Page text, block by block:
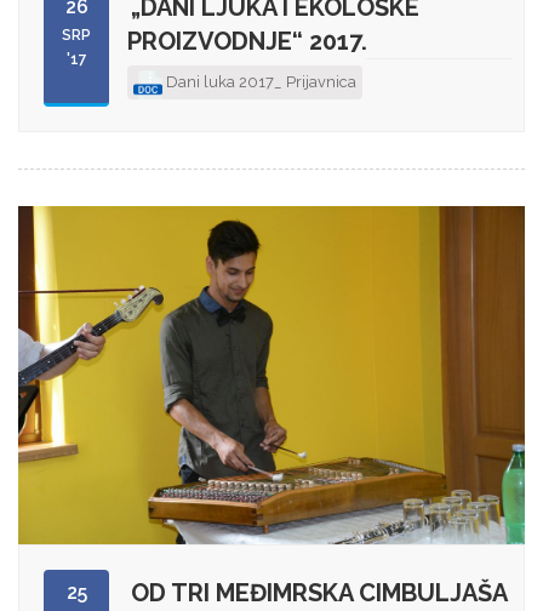
26
SRP
'17
„DANI LJUKA I EKOLOŠKE
PROIZVODNJE“ 2017.
Dani luka 2017_ Prijavnica
25
OD TRI MEĐIMRSKA CIMBULJAŠA